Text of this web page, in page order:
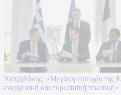
Χατζηδάκης: «Μεγάλη επιτυχία της
ενεργειακή και ευρωπαϊκή πολιτική»